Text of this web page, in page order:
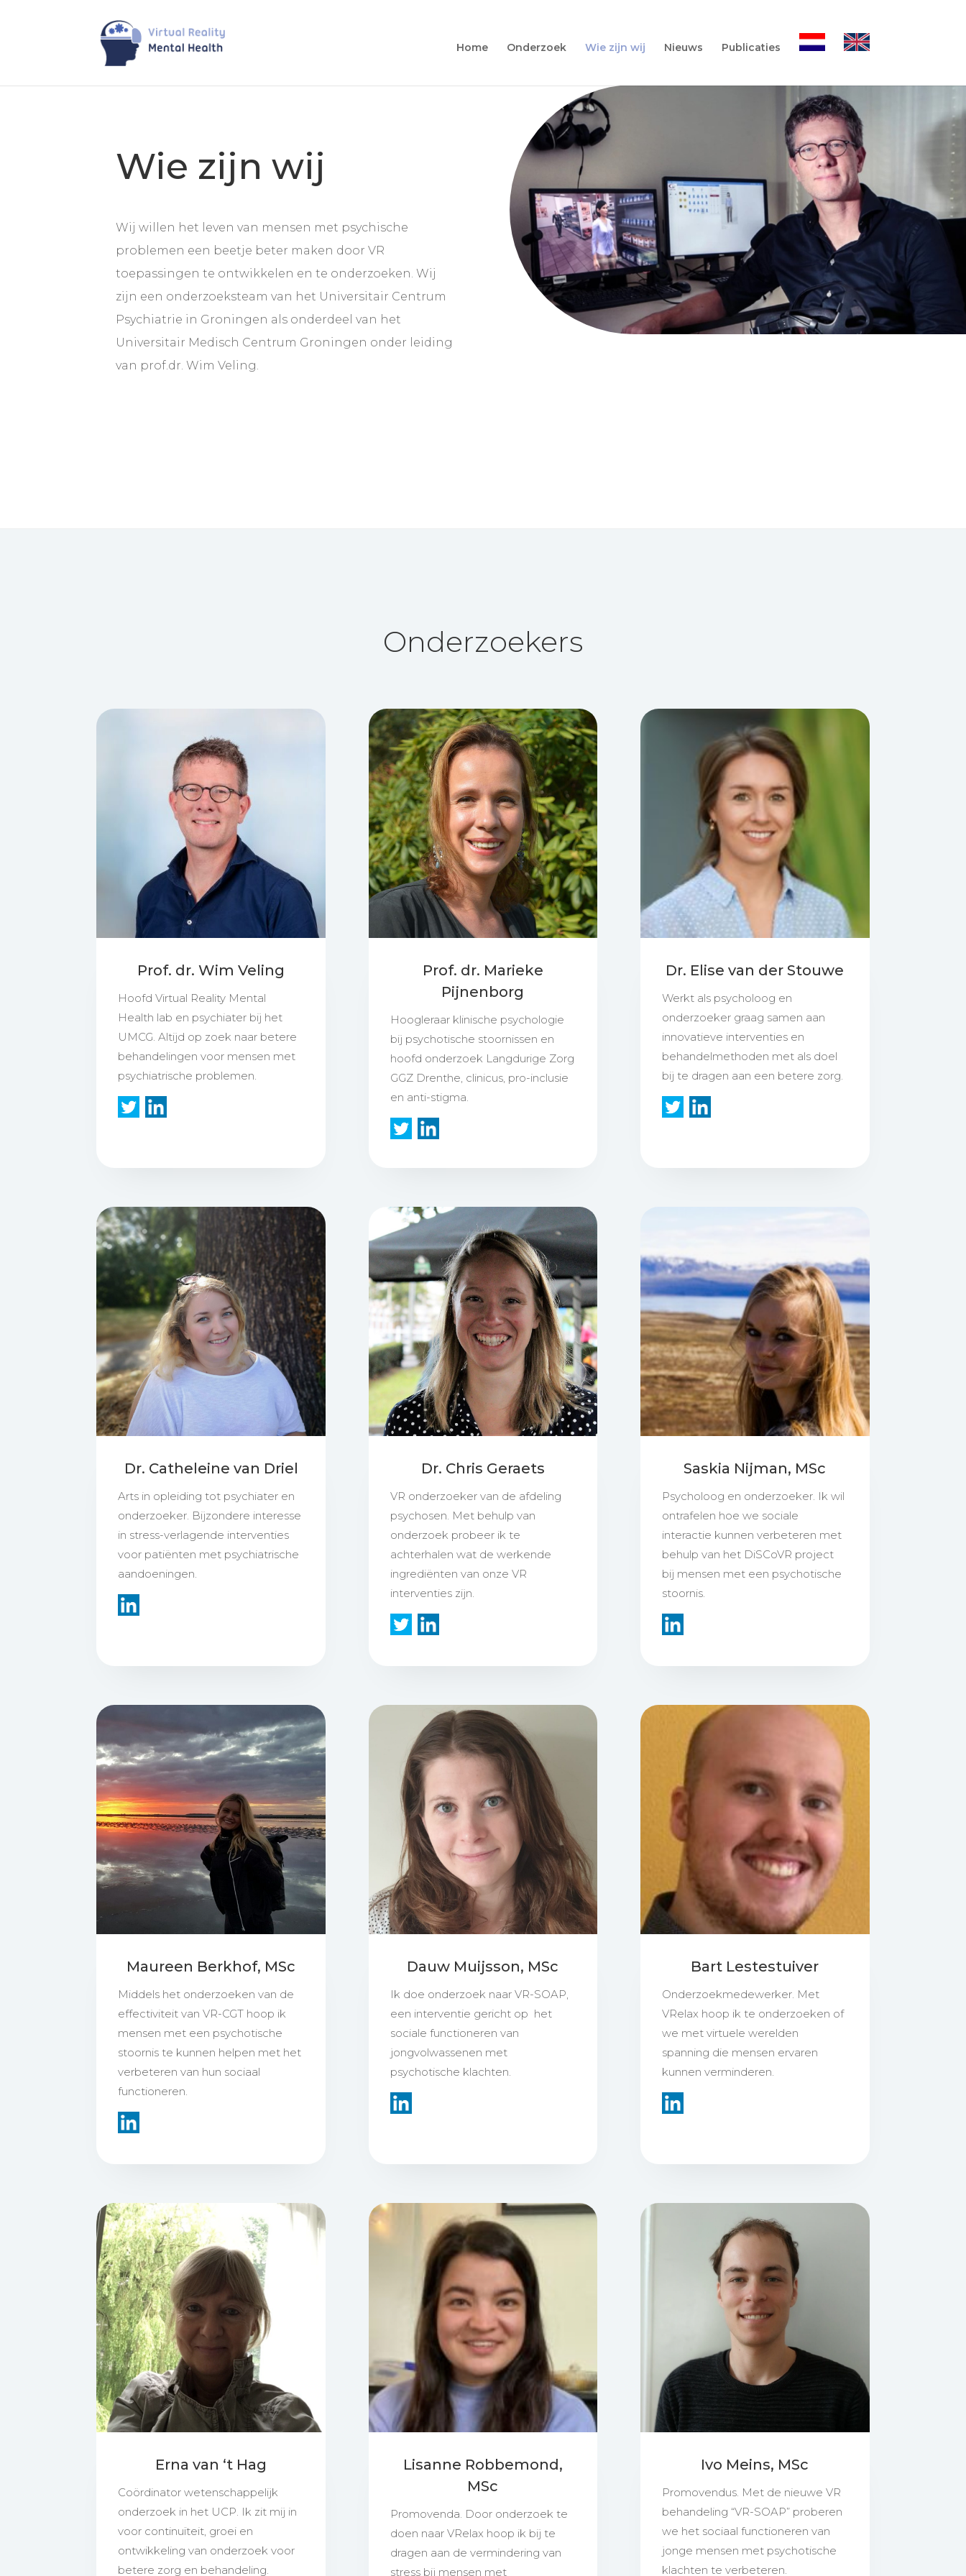
Home Onderzoek Wie zijn wij Nieuws Publicaties
Wie zijn wij
Wij willen het leven van mensen met psychische
problemen een beetje beter maken door VR
toepassingen te ontwikkelen en te onderzoeken. Wij
zijn een onderzoeksteam van het Universitair Centrum
Psychiatrie in Groningen als onderdeel van het
Universitair Medisch Centrum Groningen onder leiding
van prof.dr. Wim Veling.
Onderzoekers
Prof. dr. Wim Veling
Hoofd Virtual Reality Mental
Health lab en psychiater bij het
UMCG. Altijd op zoek naar betere
behandelingen voor mensen met
psychiatrische problemen.
Prof. dr. Marieke
Pijnenborg
Hoogleraar klinische psychologie
bij psychotische stoornissen en
hoofd onderzoek Langdurige Zorg
GGZ Drenthe, clinicus, pro-inclusie
en anti-stigma.
Dr. Elise van der Stouwe
Werkt als psycholoog en
onderzoeker graag samen aan
innovatieve interventies en
behandelmethoden met als doel
bij te dragen aan een betere zorg.
Dr. Catheleine van Driel
Arts in opleiding tot psychiater en
onderzoeker. Bijzondere interesse
in stress-verlagende interventies
voor patiënten met psychiatrische
aandoeningen.
Dr. Chris Geraets
VR onderzoeker van de afdeling
psychosen. Met behulp van
onderzoek probeer ik te
achterhalen wat de werkende
ingrediënten van onze VR
interventies zijn.
Saskia Nijman, MSc
Psycholoog en onderzoeker. Ik wil
ontrafelen hoe we sociale
interactie kunnen verbeteren met
behulp van het DiSCoVR project
bij mensen met een psychotische
stoornis.
Maureen Berkhof, MSc
Middels het onderzoeken van de
effectiviteit van VR-CGT hoop ik
mensen met een psychotische
stoornis te kunnen helpen met het
verbeteren van hun sociaal
functioneren.
Dauw Muijsson, MSc
Ik doe onderzoek naar VR-SOAP,
een interventie gericht op het
sociale functioneren van
jongvolwassenen met
psychotische klachten.
Bart Lestestuiver
Onderzoekmedewerker. Met
VRelax hoop ik te onderzoeken of
we met virtuele werelden
spanning die mensen ervaren
kunnen verminderen.
Erna van ‘t Hag
Coördinator wetenschappelijk
onderzoek in het UCP. Ik zit mij in
voor continuïteit, groei en
ontwikkeling van onderzoek voor
betere zorg en behandeling.
Lisanne Robbemond,
MSc
Promovenda. Door onderzoek te
doen naar VRelax hoop ik bij te
dragen aan de vermindering van
stress bij mensen met
Ivo Meins, MSc
Promovendus. Met de nieuwe VR
behandeling “VR-SOAP” proberen
we het sociaal functioneren van
jonge mensen met psychotische
klachten te verbeteren.